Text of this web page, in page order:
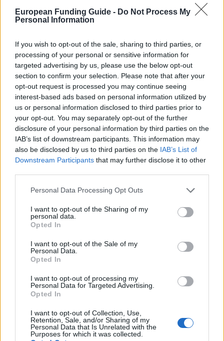
European Funding Guide - Do Not Process My
Personal Information
If you wish to opt-out of the sale, sharing to third parties, or
processing of your personal or sensitive information for
targeted advertising by us, please use the below opt-out
section to confirm your selection. Please note that after your
opt-out request is processed you may continue seeing
interest-based ads based on personal information utilized by
us or personal information disclosed to third parties prior to
your opt-out. You may separately opt-out of the further
disclosure of your personal information by third parties on the
IAB’s list of downstream participants. This information may
also be disclosed by us to third parties on the IAB’s List of
Downstream Participants that may further disclose it to other
Please note that this website/app uses one or more Google
not limited to your visit or usage behaviour. You may click to
grant or deny consent to Google and its third-party tags to
use your data for below specified purposes in below Google
consent section.
Personal Data Processing Opt Outs
I want to opt-out of the Sharing of my
personal data.
Opted In
I want to opt-out of the Sale of my
Personal Data.
Opted In
I want to opt-out of processing my
Personal Data for Targeted Advertising.
Opted In
I want to opt-out of Collection, Use,
Retention, Sale, and/or Sharing of my
Personal Data that Is Unrelated with the
Purposes for which it was collected.
Banküberweisung, Visa-Prepaid-Karte und über
100 Gutscheine(Amazon, Airbnb, Apple, Netflix
Jetzt zu HeyCash →
Kostenlos · 1.000 Punkte Willkommensbonus
4 Meinungsplatz
Etabliertes Umfrageportal speziell für Österreich mit schneller
15 €pro Stunde (max.)
2,50 €pro Umfrage (max.)6Umfragen/Monat
Jetzt zu Meinungsplatz →
MEINUNGSPLATZ — AUF EINEN BLICK
Max. Verdienst (effektiv)
Max. pro Umfrage 2,50 €